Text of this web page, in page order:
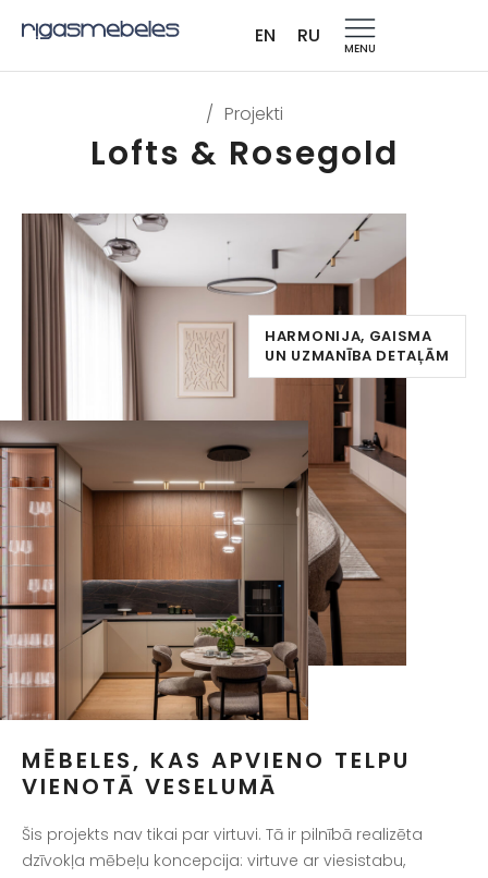
EN RU
MENU
/ Projekti
Lofts & Rosegold
MĒBELES, KAS APVIENO TELPU
VIENOTĀ VESELUMĀ
Šis projekts nav tikai par virtuvi. Tā ir pilnībā realizēta
dzīvokļa mēbeļu koncepcija: virtuve ar viesistabu,
HARMONIJA, GAISMA
UN UZMANĪBA DETAĻĀM